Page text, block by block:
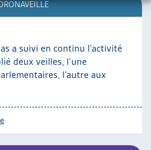
a suivi en continu l’activité
deux veilles, l’une
l’autre aux